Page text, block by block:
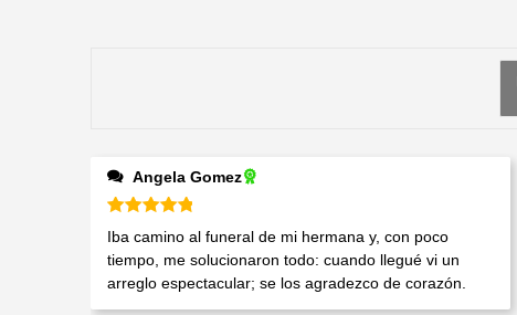
Angela Gomez
Iba camino al funeral de mi hermana y, con poco
tiempo, me solucionaron todo: cuando llegué vi un
arreglo espectacular; se los agradezco de corazón.